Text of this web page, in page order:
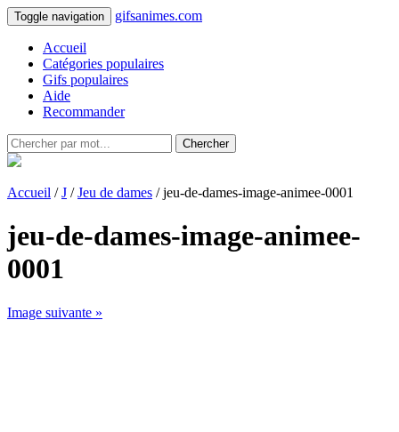
Toggle navigation gifsanimes.com
Accueil
Catégories populaires
Gifs populaires
Aide
Recommander
Chercher
Accueil /J /Jeu de dames / jeu-de-dames-image-animee-0001
jeu-de-dames-image-animee-
0001
Image suivante »